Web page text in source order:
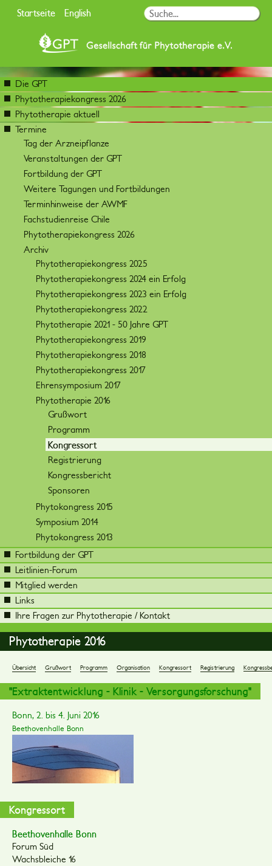
Startseite English
Die GPT
Phytotherapiekongress 2026
Phytotherapie aktuell
Termine
Tag der Arzneipflanze
Veranstaltungen der GPT
Fortbildung der GPT
Weitere Tagungen und Fortbildungen
Terminhinweise der AWMF
Fachstudienreise Chile
Phytotherapiekongress 2026
Archiv
Phytotherapiekongress 2025
Phytotherapiekongress 2024 ein Erfolg
Phytotherapiekongress 2023 ein Erfolg
Phytotherapiekongress 2022
Phytotherapie 2021 - 50 Jahre GPT
Phytotherapiekongress 2019
Phytotherapiekongress 2018
Phytotherapiekongress 2017
Ehrensymposium 2017
Phytotherapie 2016
Grußwort
Programm
Kongressort
Registrierung
Kongressbericht
Sponsoren
Phytokongress 2015
Symposium 2014
Phytokongress 2013
Fortbildung der GPT
Leitlinien-Forum
Mitglied werden
Links
Ihre Fragen zur Phytotherapie / Kontakt
Phytotherapie 2016
Übersicht Grußwort Programm Organisation Kongressort Registrierung
"Extraktentwicklung - Klinik - Versorgungsforschung"
Bonn, 2. bis 4. Juni 2016
Beethovenhalle Bonn
Kongressort
Beethovenhalle Bonn
Forum Süd
Wachsbleiche 16